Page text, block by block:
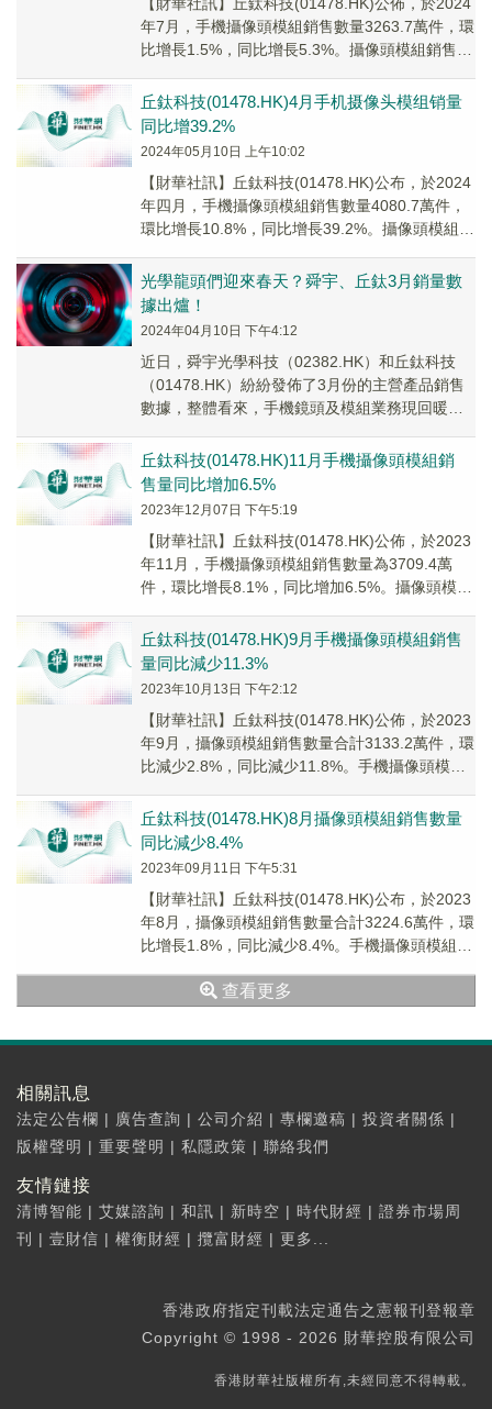
年7月，手機攝像頭模組銷售數量3263.7萬件，環
比增長1.5%，同比增長5.3%。攝像頭模組銷售數
丘鈦科技(01478.HK)4月手机摄像头模组销量
同比增39.2%
2024年05月10日 上午10:02
【財華社訊】丘鈦科技(01478.HK)公布，於2024
年四月，手機攝像頭模組銷售數量4080.7萬件，
環比增長10.8%，同比增長39.2%。攝像頭模組銷
光學龍頭們迎來春天？舜宇、丘鈦3月銷量數
據出爐！
2024年04月10日 下午4:12
近日，舜宇光學科技（02382.HK）和丘鈦科技
（01478.HK）紛紛發佈了3月份的主營產品銷售
數據，整體看來，手機鏡頭及模組業務現回暖勢
丘鈦科技(01478.HK)11月手機攝像頭模組銷
售量同比增加6.5%
2023年12月07日 下午5:19
【財華社訊】丘鈦科技(01478.HK)公佈，於2023
年11月，手機攝像頭模組銷售數量為3709.4萬
件，環比增長8.1%，同比增加6.5%。攝像頭模組
丘鈦科技(01478.HK)9月手機攝像頭模組銷售
量同比減少11.3%
2023年10月13日 下午2:12
【財華社訊】丘鈦科技(01478.HK)公佈，於2023
年9月，攝像頭模組銷售數量合計3133.2萬件，環
比減少2.8%，同比減少11.8%。手機攝像頭模組
丘鈦科技(01478.HK)8月攝像頭模組銷售數量
同比減少8.4%
2023年09月11日 下午5:31
【財華社訊】丘鈦科技(01478.HK)公布，於2023
年8月，攝像頭模組銷售數量合計3224.6萬件，環
比增長1.8%，同比減少8.4%。手機攝像頭模組銷
查看更多
相關訊息
法定公告欄 | 廣告查詢 | 公司介紹 | 專欄邀稿 | 投資者關係 |
版權聲明 | 重要聲明 | 私隱政策 | 聯絡我們
友情鏈接
清博智能 | 艾媒諮詢 | 和訊 | 新時空 | 時代財經 | 證券市場周
刊
| 壹財信 | 權衡財經 | 攬富財經 | 更多...
香港政府指定刊載法定通告之憲報刊登報章
Copyright © 1998 - 2026 財華控股有限公司
香港財華社版權所有,未經同意不得轉載。